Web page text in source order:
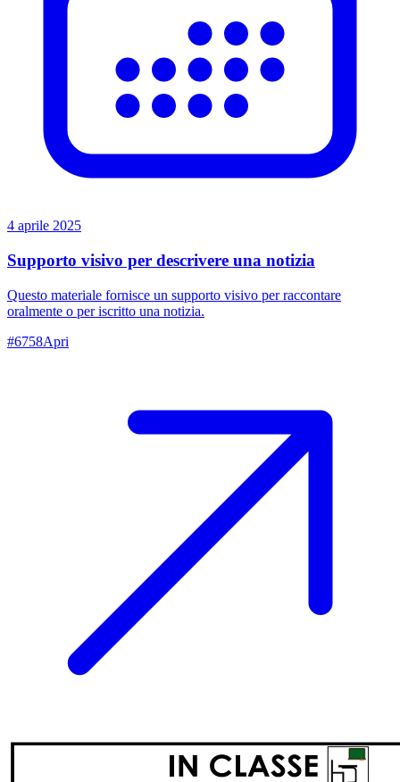
4 aprile 2025
Supporto visivo per descrivere una notizia
Questo materiale fornisce un supporto visivo per raccontare
oralmente o per iscritto una notizia.
#6758Apri